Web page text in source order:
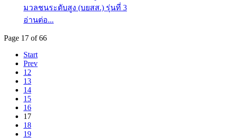
มวลชนระดับสูง (บยสส.) รุ่นที่ 3
อ่านต่อ...
Page 17 of 66
Start
Prev
12
13
14
15
16
17
18
19